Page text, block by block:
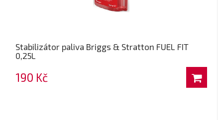
Stabilizátor paliva Briggs & Stratton FUEL FIT
0,25L
190 Kč